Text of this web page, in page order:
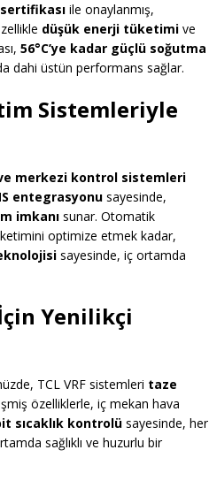
ile onaylanmış,
düşük enerji tüketimive
56°C’ye kadar güçlü soğutma
dahi üstün performans sağlar.
Sistemleriyle
merkezi kontrol sistemleri
entegrasyonusayesinde,
imkanısunar. Otomatik
optimize etmek kadar,
sayesinde, iç ortamda
Yenilikçi
TCL VRF sistemleri taze
özelliklerle, iç mekan hava
sıcaklık kontrolüsayesinde, her
sağlıklı ve huzurlu bir